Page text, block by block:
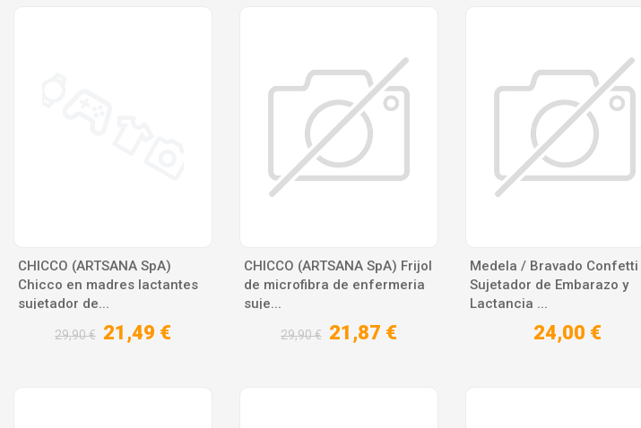
CHICCO (ARTSANA SpA)
Chicco en madres lactantes
sujetador de...
29,90 € 21,49 €
CHICCO (ARTSANA SpA) Frijol
de microfibra de enfermeria
suje...
29,90 € 21,87 €
Medela / Bravado Confetti
Sujetador de Embarazo y
Lactancia ...
24,00 €